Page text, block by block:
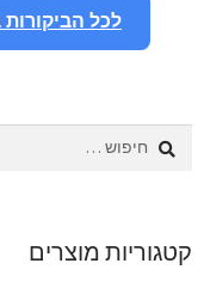
לכל
חיפוש:
קטגוריות מוצרים